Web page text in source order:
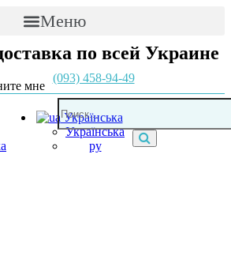
Меню
по всей Украине
мне
(093) 458-94-49
Українська
Українська
ру